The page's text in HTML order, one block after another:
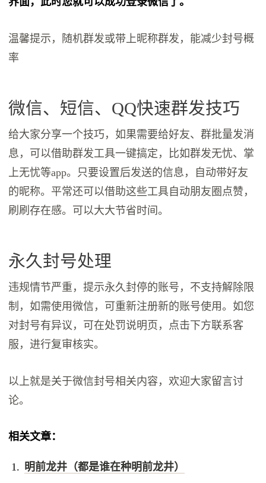
温馨提示，随机群发或带上昵称群发，能减少封号概
率
微信、短信、QQ快速群发技巧
给大家分享一个技巧，如果需要给好友、群批量发消
息，可以借助群发工具一键搞定，比如群发无忧、掌
上无忧等app。只要设置后发送的信息，自动带好友
的昵称。平常‬还可以‬借助‬这些‬工具‬自动朋友圈‬点赞‬，
刷刷存在感。可以大大节省时间。
永久封号处理
违规情节严重，提示永久封停的账号，不支持解除限
制，如需使用微信，可重新注册新的账号使用。如您
对封号有异议，可在处罚说明页，点击下方联系客
服，进行复审核实。
以上就是关于微信封号相关内容，欢迎大家留言讨
论。
相关文章：
明前龙井（都是谁在种明前龙井）